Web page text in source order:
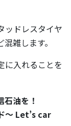
ッドレスタイヤ
雑します。
に入れることを
油を！
～ Let’s car